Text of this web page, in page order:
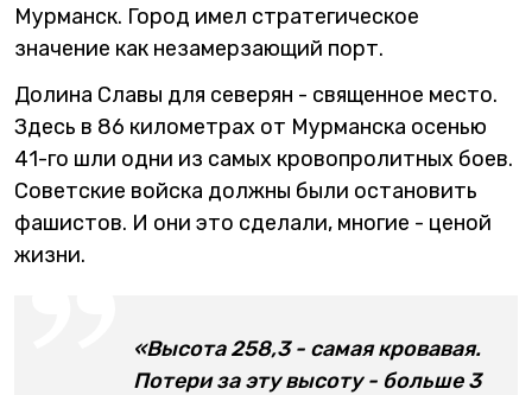
Мурманск. Город имел стратегическое
значение как незамерзающий порт.
Долина Славы для северян - священное место.
Здесь в 86 километрах от Мурманска осенью
41-го шли одни из самых кровопролитных боев.
Советские войска должны были остановить
фашистов. И они это сделали, многие - ценой
жизни.
«Высота 258,3 - самая кровавая.
Потери за эту высоту - больше 3